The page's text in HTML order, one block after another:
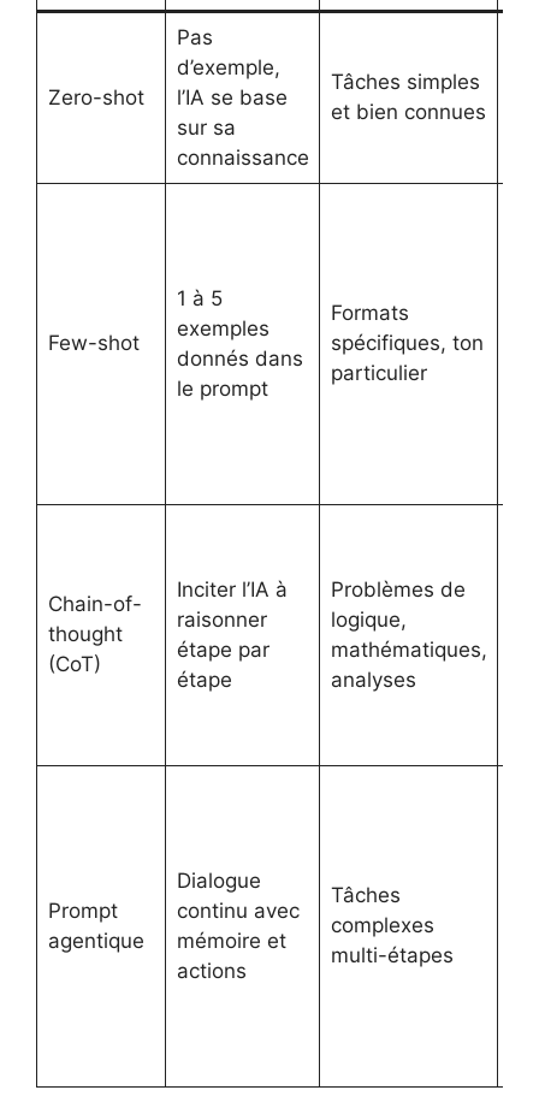
Zero-shot
Pas
d’exemple,
l’IA se base
sur sa
connaissance
Tâches simples
et bien connues
Few-shot
1 à 5
exemples
donnés dans
le prompt
Formats
spécifiques, ton
particulier
Chain-of-
thought
(CoT)
Inciter l’IA à
raisonner
étape par
étape
Problèmes de
logique,
mathématiques,
analyses
Prompt
agentique
Dialogue
continu avec
mémoire et
actions
Tâches
complexes
multi-étapes